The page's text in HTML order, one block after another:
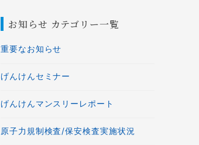
お知らせ カテゴリー一覧
重要なお知らせ
げんけんセミナー
げんけんマンスリーレポート
原子力規制検査/保安検査実施状況